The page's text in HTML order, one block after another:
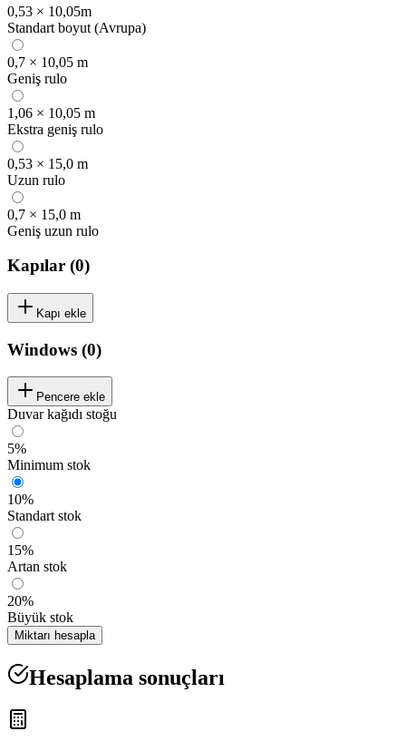
0,53 × 10,05m
Standart boyut (Avrupa)
0,7 × 10,05 m
Geniş rulo
1,06 × 10,05 m
Ekstra geniş rulo
0,53 × 15,0 m
Uzun rulo
0,7 × 15,0 m
Geniş uzun rulo
Kapılar (0)
Kapı ekle
Windows (0)
Pencere ekle
Duvar kağıdı stoğu
5%
Minimum stok
10%
Standart stok
15%
Artan stok
20%
Büyük stok
Miktarı hesapla
Hesaplama sonuçları